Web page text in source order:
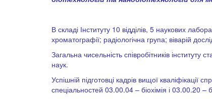
В складі Інституту 10 відділів, 5 наукових
хроматографії; радіологічна група; віварій
Загальна чисельність співробітників
наук.
Успішній підготовці кадрів вищої кваліфікації
спеціальностей 03.00.04 – біохімія і 03.00.20 –